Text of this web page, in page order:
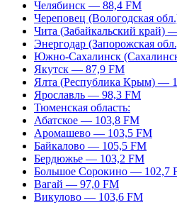
Челябинск — 88,4 FM
Череповец (Вологодская
Чита (Забайкальский край)
Энергодар (Запорожская
Южно-Сахалинск
Якутск — 87,9 FM
Ялта (Республика Крым) —
Ярославль — 98,3 FM
Тюменская область:
Абатское — 103,8 FM
Аромашево — 103,5 FM
Байкалово — 105,5 FM
Бердюжье — 103,2 FM
Большое Сорокино — 102,7
Вагай — 97,0 FM
Викулово — 103,6 FM